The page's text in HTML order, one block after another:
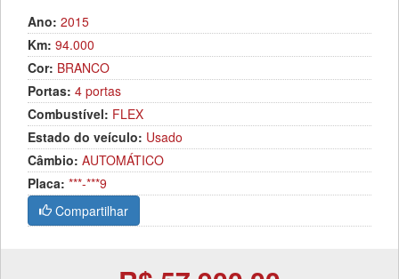
Ano: 2015
Km: 94.000
Cor: BRANCO
Portas: 4 portas
Combustível: FLEX
Estado do veículo: Usado
Câmbio: AUTOMÁTICO
Placa: ***-***9
Compartilhar